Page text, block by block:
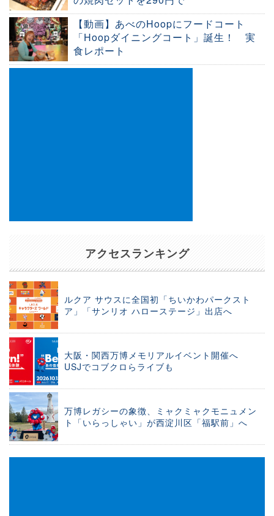
【動画】あべのHoopにフードコート
「Hoopダイニングコート」誕生！ 実
食レポート
アクセスランキング
ルクア サウスに全国初「ちいかわパークスト
ア」「サンリオ ハローステージ」出店へ
大阪・関西万博メモリアルイベント開催へ
USJでコブクロらライブも
万博レガシーの象徴、ミャクミャクモニュメン
ト「いらっしゃい」が西淀川区「福駅前」へ